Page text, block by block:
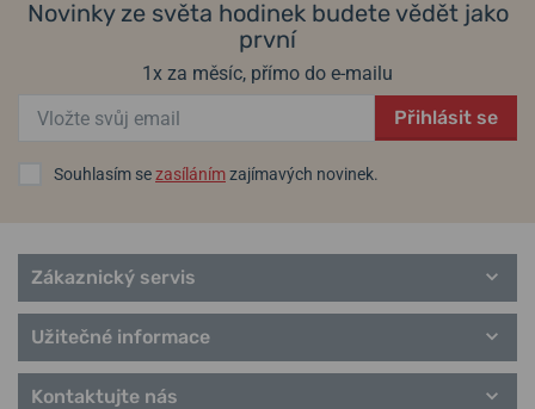
Novinky ze světa hodinek budete vědět jako
první
1x za měsíc, přímo do e-mailu
Přihlásit se
Souhlasím sezasílánímzajímavých novinek.
Zákaznický servis
Užitečné informace
Kontaktujte nás